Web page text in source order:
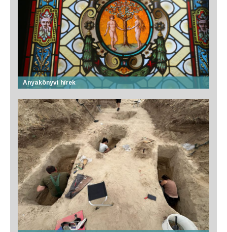
Anyakönyvi hírek